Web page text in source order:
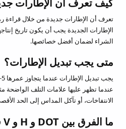
الإطارات الجديدة يجب أن يكون تاريخ
الشراء لضمان أفضل خصائصها.
متى يجب تبديل الإطارات؟
عندما تظهر عليها علامات التلف الواضحة
الانتفاخات، أو تآكل المداس إلى الحد
ما الفرق بين DOT و H و V في الإطارات؟